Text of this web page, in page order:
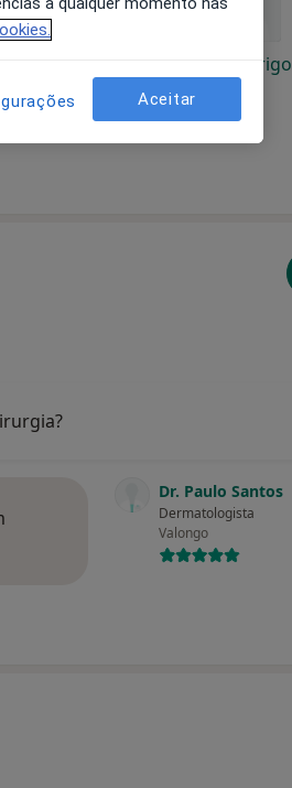
Ana Guerra Rodrigo
Dr. Paulo Santos
Dermatologista
Valongo
Aceitar